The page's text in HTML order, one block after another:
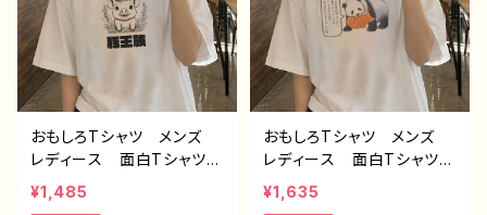
デザイン コラボ タイト
ル：豚王族（グレー） 作：ん
ごミック C-3
おもしろTシャツ メンズ
レディース 面白Tシャツ
かわいい おしゃれ イラ
スト ブタ 動物 ゆるか
¥1,485
おもしろTシャツ メンズ
レディース 面白Tシャツ
かわいい おしゃれ イラ
スト パンダ 動物 ゆる
¥1,635